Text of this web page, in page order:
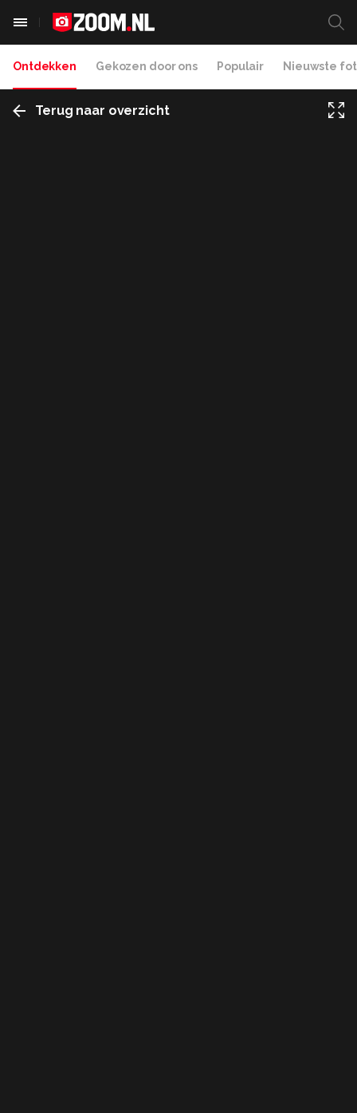
Ontdekken Gekozen door ons Populair Nieuwste
Terug naar overzicht